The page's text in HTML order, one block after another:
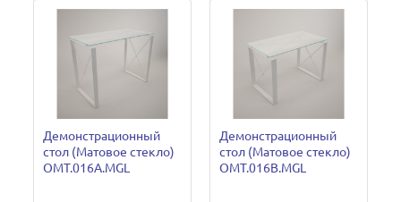
Демонстрационный
стол (Матовое стекло)
OMT.016A.MGL
Демонстрационный
стол (Матовое стекло)
OMT.016B.MGL